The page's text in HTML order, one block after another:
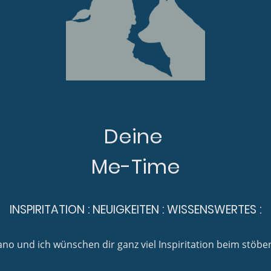
Deine
Me-Time
INSPIRITATION : NEUIGKEITEN : WISSENSWERTES :
und ich wünschen dir ganz viel Inspiritation beim